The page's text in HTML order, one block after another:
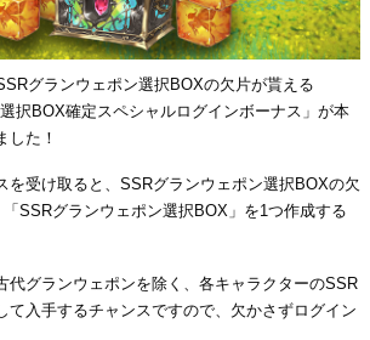
グランウェポン選択BOXの欠片が貰える
択BOX確定スペシャルログインボーナス」が本
した！
を受け取ると、SSRグランウェポン選択BOXの欠
SSRグランウェポン選択BOX」を1つ作成する
代グランウェポンを除く、各キャラクターのSSR
て入手するチャンスですので、欠かさずログイン